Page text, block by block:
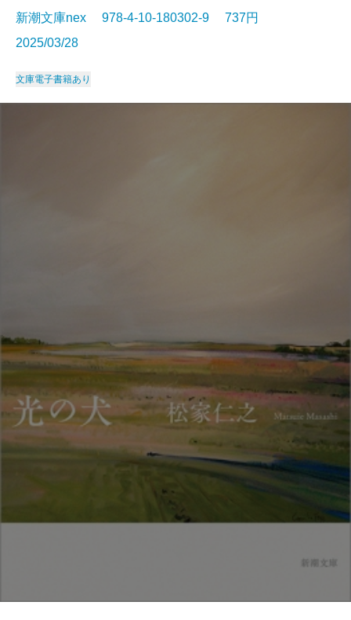
新潮文庫nex 978-4-10-180302-9 737円
2025/03/28
文庫電子書籍あり